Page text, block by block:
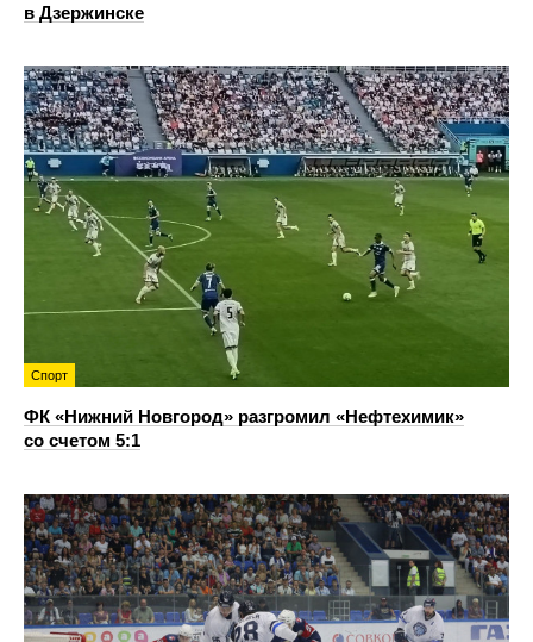
в Дзержинске
Спорт
ФК «Нижний Новгород» разгромил «Нефтехимик»
со счетом 5:1